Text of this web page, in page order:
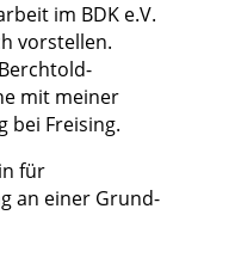
im BDK e.V.
vorstellen.
mit meiner
bei Freising.
für
an einer Grund-